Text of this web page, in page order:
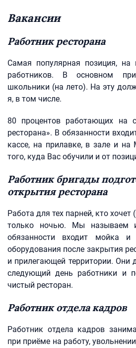
Вакансии
Работник ресторана
Самая популярная позиция,
работников. В основном
школьники (на лето). На эту
я, в том числе.
80 процентов работающих на
ресторана». В обязанности
кассе, на прилавке, в зале и на
того, куда Вас обучили и от
Работник бригады
открытия ресторана
Работа для тех парней, кто
только ночью. Мы называем
обязанности входит мойка и
оборудования после закрытия
и прилегающей территории. Они
следующий день работники и
чистый ресторан.
Работник отдела кадров
Работник отдела кадров
при приёме на работу,